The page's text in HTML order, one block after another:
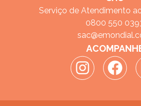
Serviço de Atendimento
0800 550